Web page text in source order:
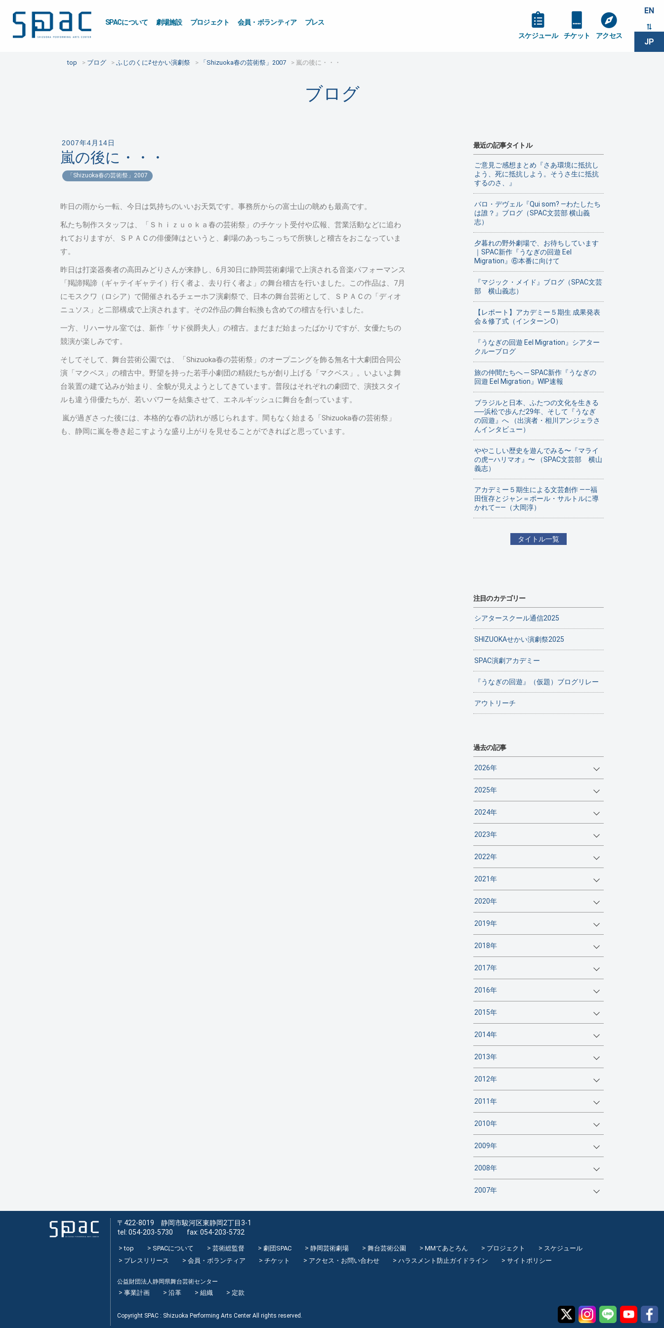
SPACについて 劇場施設 プロジェクト 会員・ボランティア プレス
EN
JP
スケジュール チケット アクセス
top ブログ ふじのくに⇄せかい演劇祭 「Shizuoka春の芸術祭」2007 嵐の後に・・・
ブログ
2007年4月14日
嵐の後に・・・
「Shizuoka春の芸術祭」2007
昨日の雨から一転、今日は気持ちのいいお天気です。事務所からの富士山の眺めも最高です。
私たち制作スタッフは、「Ｓｈｉｚｕｏｋａ春の芸術祭」のチケット受付や広報、営業活動などに追わ
れておりますが、ＳＰＡＣの俳優陣はというと、劇場のあっちこっちで所狭しと稽古をおこなっていま
す。
昨日は打楽器奏者の高田みどりさんが来静し、6月30日に静岡芸術劇場で上演される音楽パフォーマンス
「羯諦羯諦（ギャテイギャテイ）行く者よ、去り行く者よ」の舞台稽古を行いました。この作品は、7月
にモスクワ（ロシア）で開催されるチェーホフ演劇祭で、日本の舞台芸術として、ＳＰＡＣの「ディオ
ニュソス」と二部構成で上演されます。その2作品の舞台転換も含めての稽古を行いました。
一方、リハーサル室では、新作「サド侯爵夫人」の稽古。まだまだ始まったばかりですが、女優たちの
競演が楽しみです。
そしてそして、舞台芸術公園では、「Shizuoka春の芸術祭」のオープニングを飾る無名十大劇団合同公
演「マクベス」の稽古中。野望を持った若手小劇団の精鋭たちが創り上げる「マクベス」。いよいよ舞
台装置の建て込みが始まり、全貌が見えようとしてきています。普段はそれぞれの劇団で、演技スタイ
ルも違う俳優たちが、若いパワーを結集させて、エネルギッシュに舞台を創っています。
嵐が過ぎさった後には、本格的な春の訪れが感じられます。間もなく始まる「Shizuoka春の芸術祭」
も、静岡に嵐を巻き起こすような盛り上がりを見せることができればと思っています。
最近の記事タイトル
ご意見ご感想まとめ『さあ環境に抵抗し
よう、死に抵抗しよう。そうさ生に抵抗
するのさ、』
バロ・デヴェル『Qui som? ―わたしたち
は誰？』ブログ（SPAC文芸部 横山義
志）
夕暮れの野外劇場で、お待ちしています
｜SPAC新作『うなぎの回遊 Eel
Migration』⑥本番に向けて
『マジック・メイド』ブログ（SPAC文芸
部 横山義志）
【レポート】アカデミー５期生 成果発表
会＆修了式（インターンO）
『うなぎの回遊 Eel Migration』シアター
クルーブログ
旅の仲間たちへ ─ SPAC新作『うなぎの
回遊 Eel Migration』WIP速報
ブラジルと日本、ふたつの文化を生きる
──浜松で歩んだ29年、そして『うなぎ
の回遊』へ （出演者・相川アンジェラさ
んインタビュー）
ややこしい歴史を遊んでみる〜『マライ
の虎—ハリマオ』〜 （SPAC文芸部 横山
義志）
アカデミー５期生による文芸創作 ——福
田恆存とジャン＝ポール・サルトルに導
かれて——（大岡淳）
タイトル一覧
注目のカテゴリー
シアタースクール通信2025
SHIZUOKAせかい演劇祭2025
SPAC演劇アカデミー
『うなぎの回遊』（仮題）ブログリレー
アウトリーチ
過去の記事
2026年
2025年
2024年
2023年
2022年
2021年
2020年
2019年
2018年
2017年
2016年
2015年
2014年
2013年
2012年
2011年
2010年
2009年
2008年
2007年
〒422-8019 静岡市駿河区東静岡2丁目3-1
tel: 054-203-5730 fax: 054-203-5732
top SPACについて 芸術総監督 劇団SPAC 静岡芸術劇場 舞台芸術公園 MMてあとろん プロジェクト
スケジュール
プレスリリース
会員・ボランティア チケット アクセス・お問い合わせ ハラスメント防止ガイドライン サイトポリシー
公益財団法人静岡県舞台芸術センター
事業計画 沿革 組織 定款
Copyright SPAC : Shizuoka Performing Arts Center All rights reserved.